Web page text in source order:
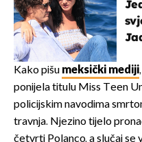
Kako pišu meksički mediji
ponijela titulu Miss Teen
policijskim navodima
travnja. Njezino tijelo
četvrti Polanco, a slučaj se